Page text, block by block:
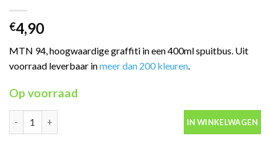
€4,90
MTN 94, hoogwaardige graffiti in een 400ml spuitbus. Uit
voorraad leverbaar inmeer dan 200 kleuren.
Op voorraad
IN WINKELWAGEN